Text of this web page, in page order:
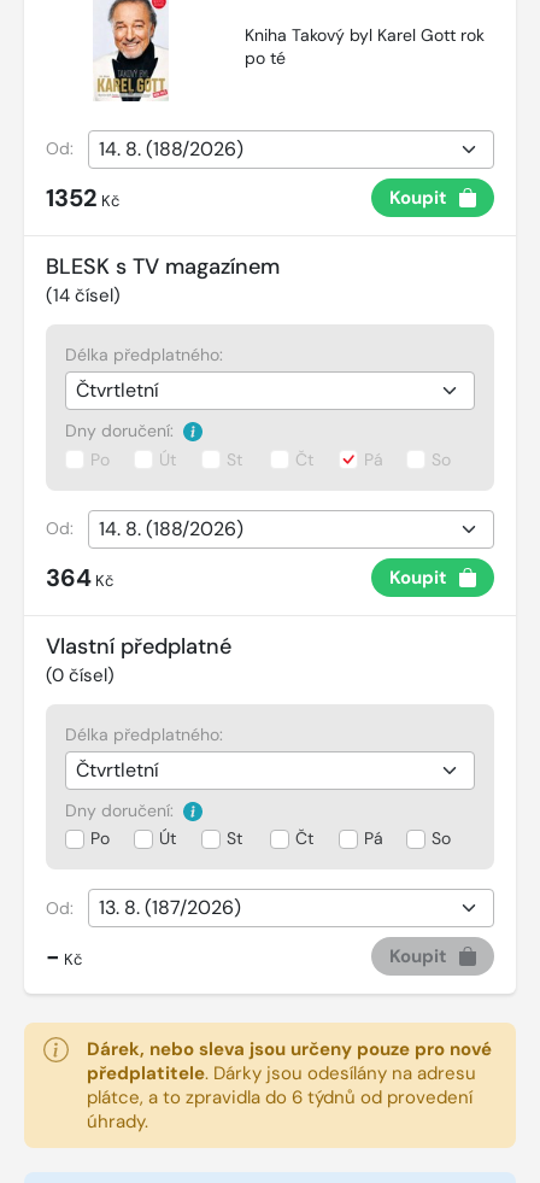
Kniha Takový byl Karel Gott rok
po té
Od:
1352 Kč Koupit
BLESK s TV magazínem
(14 čísel)
Délka předplatného:
Dny doručení:
Po
Út St Čt Pá So
Od:
364 Kč Koupit
Vlastní předplatné
(0 čísel)
Délka předplatného:
Dny doručení:
Po
Út St Čt Pá So
Od:
- Kč Koupit
Dárek, nebo sleva jsou určeny pouze pro nové
předplatitele. Dárky jsou odesílány na adresu
plátce, a to zpravidla do 6 týdnů od provedení
úhrady.